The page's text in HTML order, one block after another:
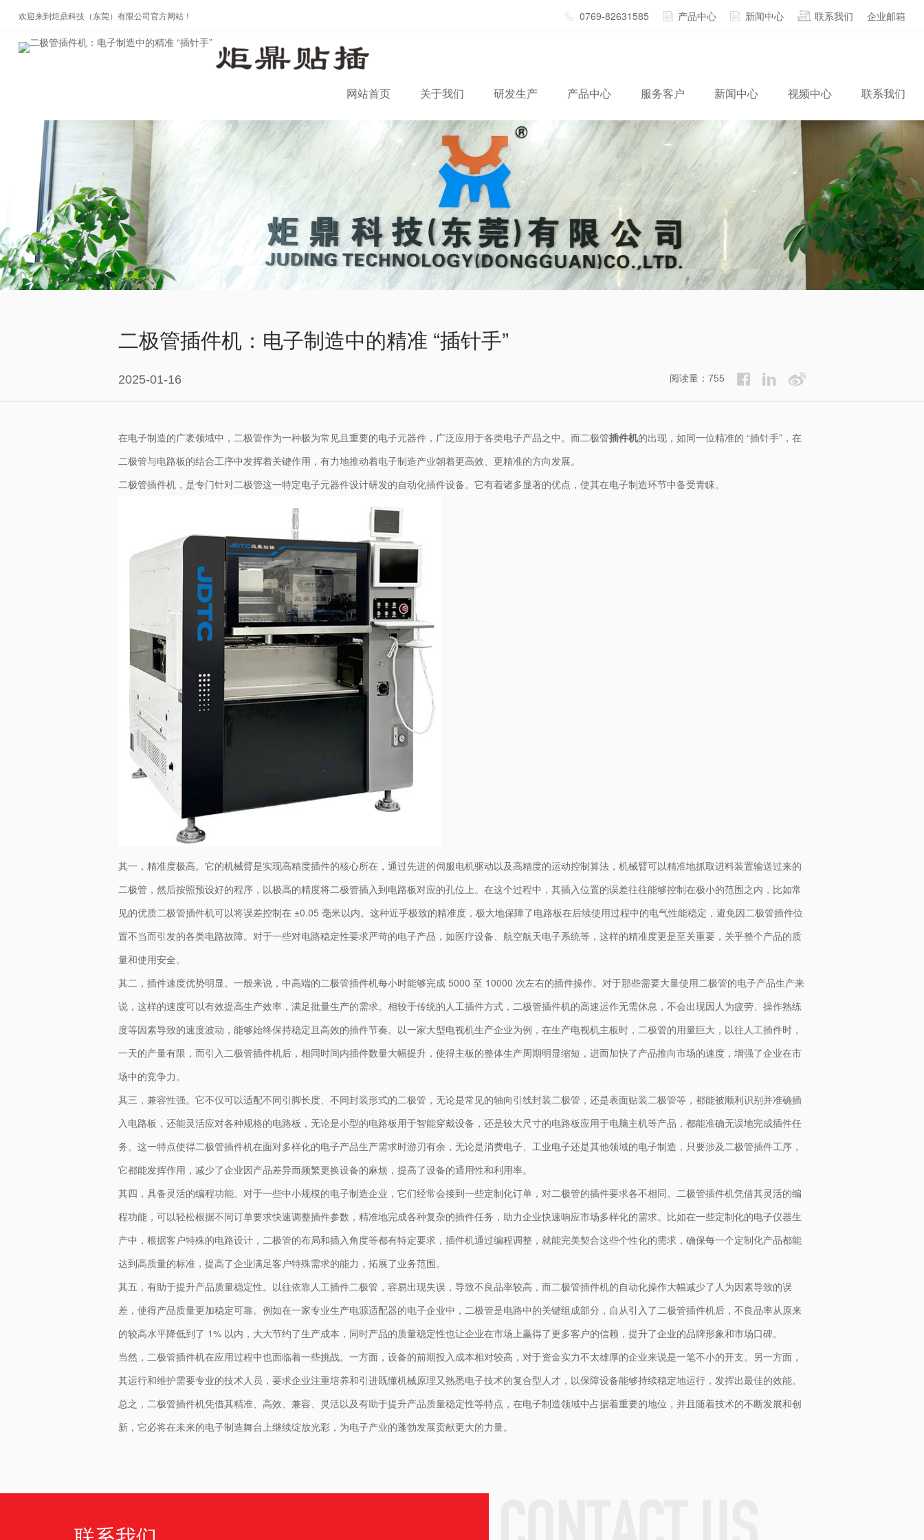
欢迎来到炬鼎科技（东莞）有限公司官方网站！ 0769-82631585 产品中心 新闻中心 联系我们 企业邮箱
网站首页 关于我们 研发生产 产品中心 服务客户 新闻中心 视频中心 联系我们
二极管插件机：电子制造中的精准 “插针手”
2025-01-16 阅读量：755
在电子制造的广袤领域中，二极管作为一种极为常见且重要的电子元器件，广泛应用于各类电子产品之中。而二极管插件机的出现，如同一位精准的 “插针手”，在
二极管与电路板的结合工序中发挥着关键作用，有力地推动着电子制造产业朝着更高效、更精准的方向发展。
二极管插件机，是专门针对二极管这一特定电子元器件设计研发的自动化插件设备。它有着诸多显著的优点，使其在电子制造环节中备受青睐。
其一，精准度极高。它的机械臂是实现高精度插件的核心所在，通过先进的伺服电机驱动以及高精度的运动控制算法，机械臂可以精准地抓取进料装置输送过来的
二极管，然后按照预设好的程序，以极高的精度将二极管插入到电路板对应的孔位上。在这个过程中，其插入位置的误差往往能够控制在极小的范围之内，比如常
见的优质二极管插件机可以将误差控制在 ±0.05 毫米以内。这种近乎极致的精准度，极大地保障了电路板在后续使用过程中的电气性能稳定，避免因二极管插件位
置不当而引发的各类电路故障。对于一些对电路稳定性要求严苛的电子产品，如医疗设备、航空航天电子系统等，这样的精准度更是至关重要，关乎整个产品的质
量和使用安全。
其二，插件速度优势明显。一般来说，中高端的二极管插件机每小时能够完成 5000 至 10000 次左右的插件操作。对于那些需要大量使用二极管的电子产品生产来
说，这样的速度可以有效提高生产效率，满足批量生产的需求。相较于传统的人工插件方式，二极管插件机的高速运作无需休息，不会出现因人为疲劳、操作熟练
度等因素导致的速度波动，能够始终保持稳定且高效的插件节奏。以一家大型电视机生产企业为例，在生产电视机主板时，二极管的用量巨大，以往人工插件时，
一天的产量有限，而引入二极管插件机后，相同时间内插件数量大幅提升，使得主板的整体生产周期明显缩短，进而加快了产品推向市场的速度，增强了企业在市
场中的竞争力。
其三，兼容性强。它不仅可以适配不同引脚长度、不同封装形式的二极管，无论是常见的轴向引线封装二极管，还是表面贴装二极管等，都能被顺利识别并准确插
入电路板，还能灵活应对各种规格的电路板，无论是小型的电路板用于智能穿戴设备，还是较大尺寸的电路板应用于电脑主机等产品，都能准确无误地完成插件任
务。这一特点使得二极管插件机在面对多样化的电子产品生产需求时游刃有余，无论是消费电子、工业电子还是其他领域的电子制造，只要涉及二极管插件工序，
它都能发挥作用，减少了企业因产品差异而频繁更换设备的麻烦，提高了设备的通用性和利用率。
其四，具备灵活的编程功能。对于一些中小规模的电子制造企业，它们经常会接到一些定制化订单，对二极管的插件要求各不相同。二极管插件机凭借其灵活的编
程功能，可以轻松根据不同订单要求快速调整插件参数，精准地完成各种复杂的插件任务，助力企业快速响应市场多样化的需求。比如在一些定制化的电子仪器生
产中，根据客户特殊的电路设计，二极管的布局和插入角度等都有特定要求，插件机通过编程调整，就能完美契合这些个性化的需求，确保每一个定制化产品都能
达到高质量的标准，提高了企业满足客户特殊需求的能力，拓展了业务范围。
其五，有助于提升产品质量稳定性。以往依靠人工插件二极管，容易出现失误，导致不良品率较高，而二极管插件机的自动化操作大幅减少了人为因素导致的误
差，使得产品质量更加稳定可靠。例如在一家专业生产电源适配器的电子企业中，二极管是电路中的关键组成部分，自从引入了二极管插件机后，不良品率从原来
的较高水平降低到了 1% 以内，大大节约了生产成本，同时产品的质量稳定性也让企业在市场上赢得了更多客户的信赖，提升了企业的品牌形象和市场口碑。
当然，二极管插件机在应用过程中也面临着一些挑战。一方面，设备的前期投入成本相对较高，对于资金实力不太雄厚的企业来说是一笔不小的开支。另一方面，
其运行和维护需要专业的技术人员，要求企业注重培养和引进既懂机械原理又熟悉电子技术的复合型人才，以保障设备能够持续稳定地运行，发挥出最佳的效能。
总之，二极管插件机凭借其精准、高效、兼容、灵活以及有助于提升产品质量稳定性等特点，在电子制造领域中占据着重要的地位，并且随着技术的不断发展和创
新，它必将在未来的电子制造舞台上继续绽放光彩，为电子产业的蓬勃发展贡献更大的力量。